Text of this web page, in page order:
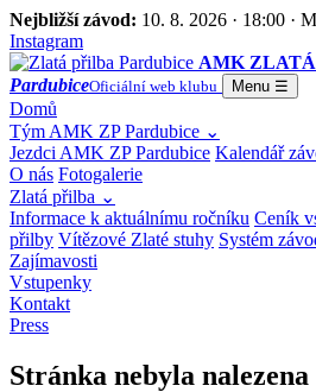
Nejbližší závod: 10. 8. 2026 · 18:00 ·
Instagram
AMK
PardubiceOficiální web klubu Menu ☰
Domů
Tým AMK ZP Pardubice ⌄
Jezdci AMK ZP Pardubice Kalendář
O nás Fotogalerie
Zlatá přilba ⌄
Informace k aktuálnímu ročníku Ceník
přilby Vítězové Zlaté stuhy Systém
Zajímavosti
Vstupenky
Kontakt
Press
Stránka nebyla nalezena